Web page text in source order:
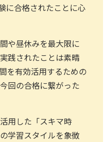
に合格されたことに心
や昼休みを最大限に
践されたことは素晴
を有効活用するための
回の合格に繋がった
用した「スキマ時
学習スタイルを象徴